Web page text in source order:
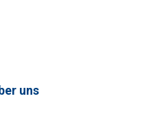
uns